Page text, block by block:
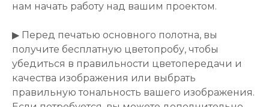
нам начать работу над вашим проектом.
▶ Перед печатью основного полотна, вы
получите бесплатную цветопробу, чтобы
убедиться в правильности цветопередачи и
качества изображения или выбрать
правильную тональность вашего изображения.